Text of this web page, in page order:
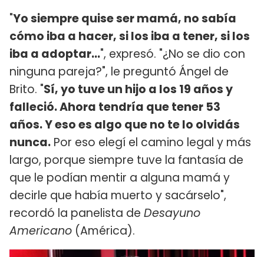
"Yo siempre quise ser mamá, no sabía
cómo iba a hacer, si los iba a tener, si los
iba a adoptar...", expresó. "¿No se dio con
ninguna pareja?", le preguntó Ángel de
Brito. "Sí, yo tuve un hijo a los 19 años y
falleció. Ahora tendría que tener 53
años. Y eso es algo que no te lo olvidás
nunca. Por eso elegí el camino legal y más
largo, porque siempre tuve la fantasía de
que le podían mentir a alguna mamá y
decirle que había muerto y sacárselo",
recordó la panelista de Desayuno
Americano (América).